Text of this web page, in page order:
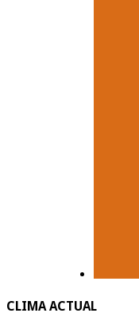
CLIMA ACTUAL